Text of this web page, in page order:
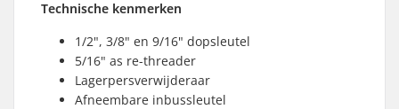
Technische kenmerken
1/2", 3/8" en 9/16" dopsleutel
5/16" as re-threader
Lagerpersverwijderaar
Afneembare inbussleutel